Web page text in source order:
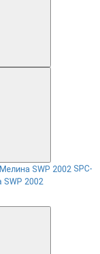
SPC-
2002